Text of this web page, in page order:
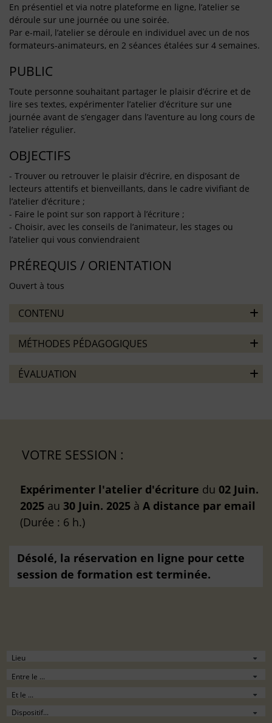
En présentiel et via notre plateforme en ligne, l’atelier se
déroule sur une journée ou une soirée.
Par e-mail, l’atelier se déroule en individuel avec un de nos
formateurs-animateurs, en 2 séances étalées sur 4 semaines.
PUBLIC
Toute personne souhaitant partager le plaisir d’écrire et de
lire ses textes, expérimenter l’atelier d’écriture sur une
journée avant de s’engager dans l’aventure au long cours de
l’atelier régulier.
OBJECTIFS
- Trouver ou retrouver le plaisir d’écrire, en disposant de
lecteurs attentifs et bienveillants, dans le cadre vivifiant de
l’atelier d’écriture ;
- Faire le point sur son rapport à l’écriture ;
- Choisir, avec les conseils de l’animateur, les stages ou
l’atelier qui vous conviendraient
PRÉREQUIS / ORIENTATION
Ouvert à tous
CONTENU
MÉTHODES PÉDAGOGIQUES
ÉVALUATION
VOTRE SESSION :
Expérimenter l'atelier d'écriture du 02 Juin.
2025 au 30 Juin. 2025 à A distance par email
(Durée : 6 h.)
Désolé, la réservation en ligne pour cette
session de formation est terminée.